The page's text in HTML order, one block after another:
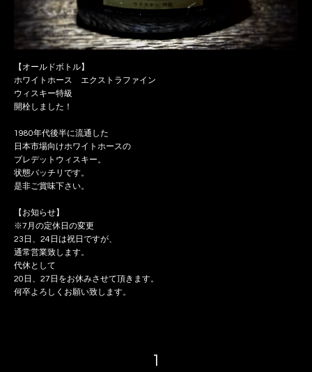
【オールドボトル】
ホワイトホース エクストラファイン
ウィスキー特級
開栓しました！
1980年代後半に流通した
日本市場向けホワイトホースの
ブレデットウィスキー。
状態バッチリです。
是非ご賞味下さい。
【お知らせ】
※7月の定休日の変更
23日、24日は祝日ですが、
通常営業致します。
代休として
20日、27日をお休みさせて頂きます。
何卒よろしくお願い致します。
1